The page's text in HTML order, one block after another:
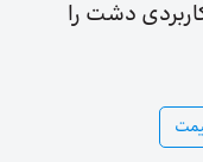
دشت را